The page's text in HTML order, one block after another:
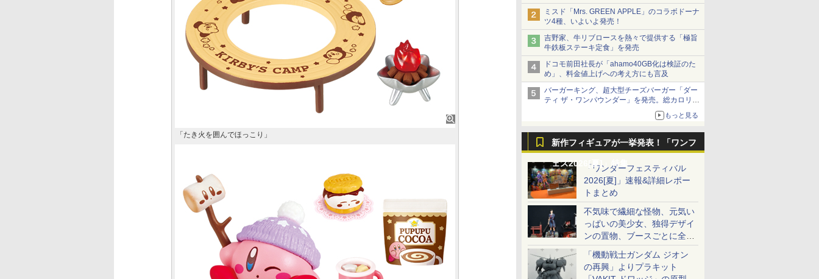
ミスド「Mrs. GREEN APPLE」のコラボドーナ
ツ4種、いよいよ発売！
吉野家、牛リブロースを熱々で提供する「極旨
牛鉄板ステーキ定食」を発売
ドコモ前田社長が「ahamo40GB化は検証のた
め」、料金値上げへの考え方にも言及
バーガーキング、超大型チーズバーガー「ダー
ティ ザ・ワンパウンダー」を発売。総カロリー
もっと見る
新作フィギュアが一挙発表！「ワンフ
ェス2026[夏]」特集「ワンダーフェスティバル
2026[夏]」速報&詳細レポー
トまとめ
不気味で繊細な怪物、元気い
っぱいの美少女、独得デザイ
ンの置物、ブースごとに全く
異なる世界が広がる一般ディ
ーラーフォトレポート
「機動戦士ガンダム ジオン
の再興」よりプラキット
「たき火を囲んでほっこり」